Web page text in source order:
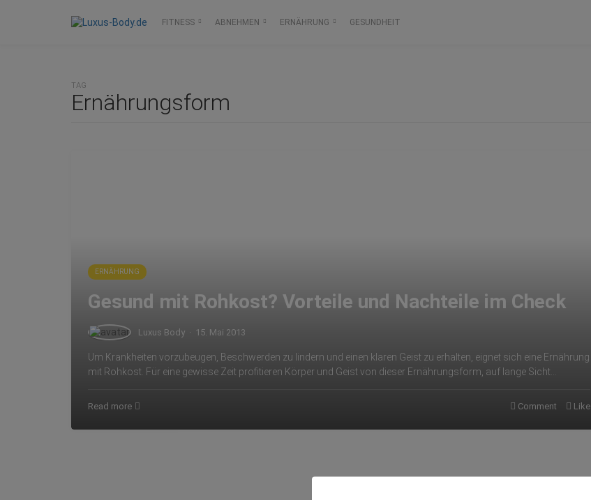
FITNESS ABNEHMEN ERNÄHRUNG GESUNDHEIT
TAG
Ernährungsform
ERNÄHRUNG
Gesund mit Rohkost? Vorteile und Nachteile im Check
Luxus Body · 15. Mai 2013
Um Krankheiten vorzubeugen, Beschwerden zu lindern und einen klaren Geist zu erhalten, eignet sich eine Ernährung
mit Rohkost. Für eine gewisse Zeit profitieren Körper und Geist von dieser Ernährungsform, auf lange Sicht…
Read more Comment Like